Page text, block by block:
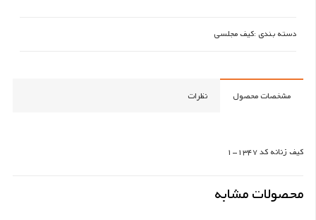
دسته بندی :کیف مجلسی
مشخصات محصول نظرات
کیف زنانه کد 1347-1
محصولات مشابه